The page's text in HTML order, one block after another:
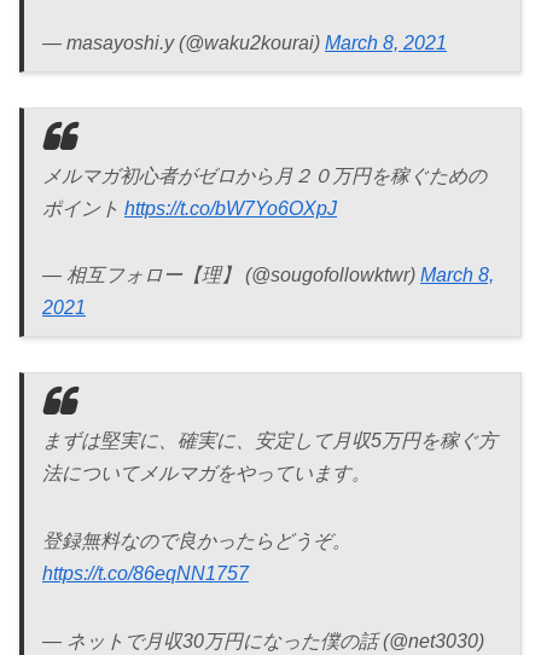
— masayoshi.y (@waku2kourai) March 8, 2021
メルマガ初心者がゼロから月２０万円を稼ぐための
ポイント https://t.co/bW7Yo6OXpJ
— 相互フォロー【理】 (@sougofollowktwr) March 8,
2021
まずは堅実に、確実に、安定して月収5万円を稼ぐ方
法についてメルマガをやっています。
登録無料なので良かったらどうぞ。
https://t.co/86eqNN1757
— ネットで月収30万円になった僕の話 (@net3030)